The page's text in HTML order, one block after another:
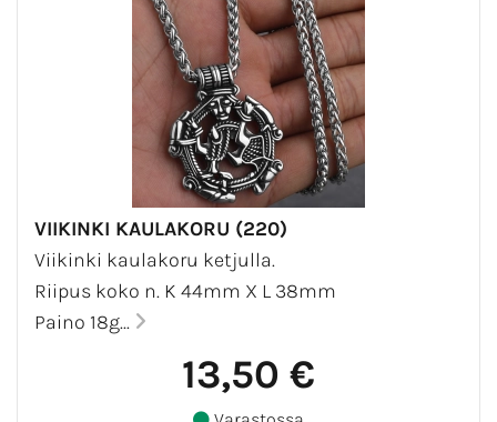
VIIKINKI KAULAKORU (220)
Viikinki kaulakoru ketjulla.
Riipus koko n. K 44mm X L 38mm
Paino 18g...
13,50 €